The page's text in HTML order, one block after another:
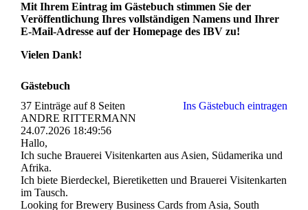
Mit Ihrem Eintrag im Gästebuch stimmen Sie der
Veröffentlichung Ihres vollständigen Namens und Ihrer
E-Mail-Adresse auf der Homepage des IBV zu!
Vielen Dank!
Gästebuch
37 Einträge auf 8 Seiten
Ins Gästebuch eintragen
ANDRE RITTERMANN
24.07.2026 18:49:56
Hallo,
Ich suche Brauerei Visitenkarten aus Asien, Südamerika und
Afrika.
Ich biete Bierdeckel, Bieretiketten und Brauerei Visitenkarten
im Tausch.
Looking for Brewery Business Cards from Asia, South